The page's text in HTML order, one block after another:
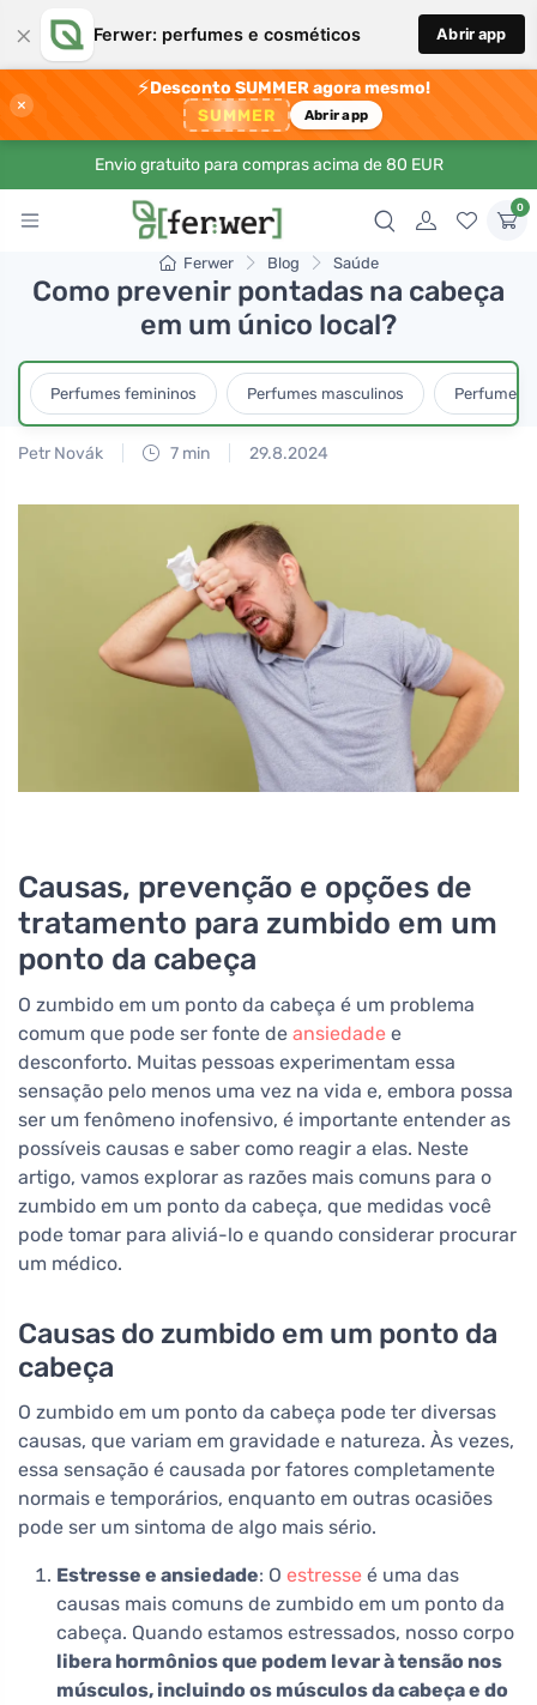
× Ferwer: perfumes e cosméticos Abrir app
×
⚡Desconto SUMMER agora mesmo!
SUMMER Abrir app
Envio gratuito para compras acima de 80 EUR
0
Ferwer Blog Saúde
Como prevenir pontadas na cabeça
em um único local?
Perfumes femininos Perfumes masculinos Perfumes
Petr Novák 7 min 29.8.2024
Causas, prevenção e opções de
tratamento para zumbido em um
ponto da cabeça
O zumbido em um ponto da cabeça é um problema
comum que pode ser fonte de ansiedade e
desconforto. Muitas pessoas experimentam essa
sensação pelo menos uma vez na vida e, embora possa
ser um fenômeno inofensivo, é importante entender as
possíveis causas e saber como reagir a elas. Neste
artigo, vamos explorar as razões mais comuns para o
zumbido em um ponto da cabeça, que medidas você
pode tomar para aliviá-lo e quando considerar procurar
um médico.
Causas do zumbido em um ponto da
cabeça
O zumbido em um ponto da cabeça pode ter diversas
causas, que variam em gravidade e natureza. Às vezes,
essa sensação é causada por fatores completamente
normais e temporários, enquanto em outras ocasiões
pode ser um sintoma de algo mais sério.
Estresse e ansiedade: O estresse é uma das
causas mais comuns de zumbido em um ponto da
cabeça. Quando estamos estressados, nosso corpo
libera hormônios que podem levar à tensão nos
músculos, incluindo os músculos da cabeça e do